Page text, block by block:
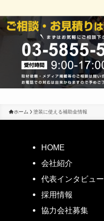
ホーム 塗装に使える補助金情報
HOME
会社紹介
代表インタビュー
採用情報
協力会社募集